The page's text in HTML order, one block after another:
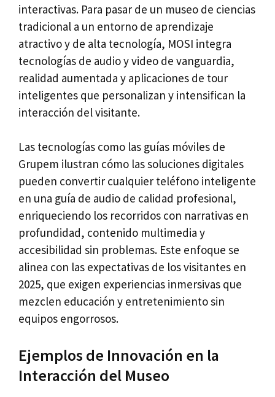
interactivas. Para pasar de un museo de ciencias
tradicional a un entorno de aprendizaje
atractivo y de alta tecnología, MOSI integra
tecnologías de audio y video de vanguardia,
realidad aumentada y aplicaciones de tour
inteligentes que personalizan y intensifican la
interacción del visitante.
Las tecnologías como las guías móviles de
Grupem ilustran cómo las soluciones digitales
pueden convertir cualquier teléfono inteligente
en una guía de audio de calidad profesional,
enriqueciendo los recorridos con narrativas en
profundidad, contenido multimedia y
accesibilidad sin problemas. Este enfoque se
alinea con las expectativas de los visitantes en
2025, que exigen experiencias inmersivas que
mezclen educación y entretenimiento sin
equipos engorrosos.
Ejemplos de Innovación en la
Interacción del Museo